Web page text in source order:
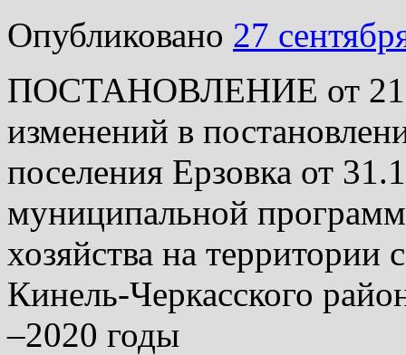
Опубликовано 27
ПОСТАНОВЛЕНИЕ от
изменений в
поселения Ерзовка от
муниципальной
хозяйства на территории
Кинель-Черкасского
–2020 годы